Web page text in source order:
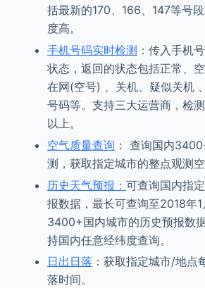
括最新的170、166、147等号
度高。
手机号码实时检测 ：传入手机
状态，返回的状态包括正常、
在网(空号) 、关机、疑似关机
号码等。支持三大运营商，检
以上。
空气质量查询 ： 查询国内
测，获取指定城市的整点观测空
历史天气预报： 可查询国内指
报数据，最长可查询至2018年
3400+国内城市的历史预报数
持国内任意经纬度查询。
日出日落 ：获取指定城市/地点
落时间。